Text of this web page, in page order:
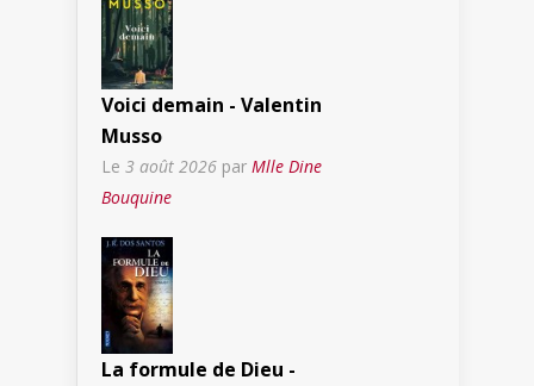
Voici demain - Valentin
Musso
Le 3 août 2026 par Mlle Dine
Bouquine
La formule de Dieu -